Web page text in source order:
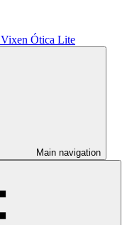
Vixen Ótica Lite
Main navigation